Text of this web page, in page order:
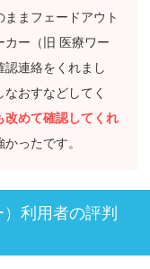
まフェードアウト
カー（旧 医療ワー
連絡をくれまし
おすなどしてく
改めて確認してくれ
ったです。
利用者の評判